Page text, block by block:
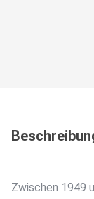
Zwischen 1949